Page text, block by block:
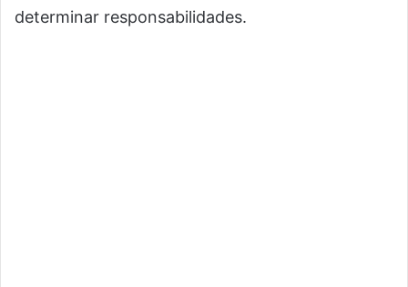
determinar responsabilidades.